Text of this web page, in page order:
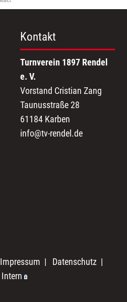
Kontakt
Turnverein 1897 Rendel
e. V.
Vorstand Cristian Zang
Taunusstraße 28
61184 Karben
info@tv-rendel.de
Impressum | Datenschutz |
Intern